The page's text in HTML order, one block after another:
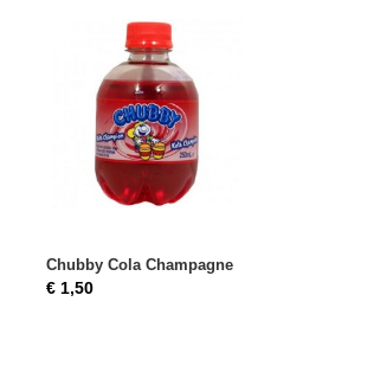
Chubby Cola Champagne
€ 1,50